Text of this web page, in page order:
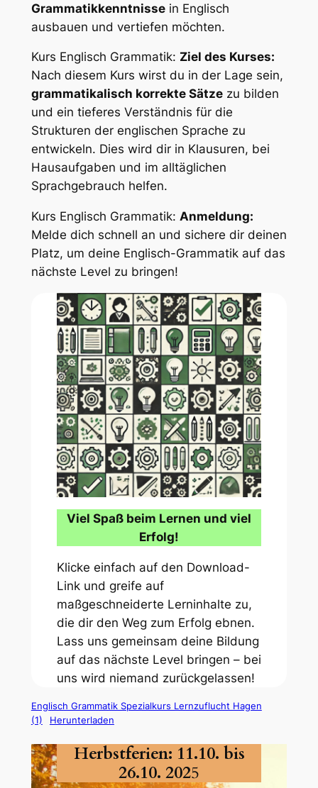
Grammatikkenntnissein Englisch
ausbauen und vertiefen möchten.
Kurs Englisch Grammatik: Ziel des Kurses:
Nach diesem Kurs wirst du in der Lage sein,
grammatikalisch korrekte Sätzezu bilden
und ein tieferes Verständnis für die
Strukturen der englischen Sprache zu
entwickeln. Dies wird dir in Klausuren, bei
Hausaufgaben und im alltäglichen
Sprachgebrauch helfen.
Kurs Englisch Grammatik: Anmeldung:
Melde dich schnell an und sichere dir deinen
Platz, um deine Englisch-Grammatik auf das
nächste Level zu bringen!
Viel Spaß beim Lernen und viel
Erfolg!
Klicke einfach auf den Download-
Link und greife auf
maßgeschneiderte Lerninhalte zu,
die dir den Weg zum Erfolg ebnen.
Lass uns gemeinsam deine Bildung
auf das nächste Level bringen – bei
uns wird niemand zurückgelassen!
Englisch Grammatik Spezialkurs Lernzuflucht Hagen
(1)
Herunterladen
Herbstferien: 11.10. bis
26.10. 2025